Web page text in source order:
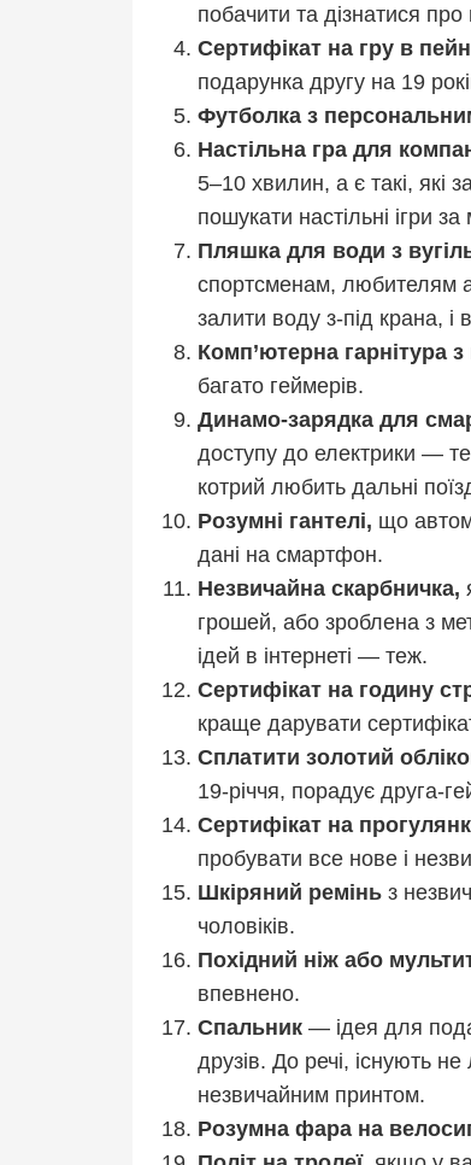
побачити та дізнатися про
Сертифікат на гру в
подарунка другу на 19
Футболка з
Настільна гра для
5–10 хвилин, а є такі, які
пошукати настільні ігри
Пляшка для води з
спортсменам, любителям
залити воду з-під крана, і
Комп’ютерна гарнітура
багато геймерів.
Динамо-зарядка для
доступу до електрики —
котрий любить дальні
Розумні гантелі, що
дані на смартфон.
Незвичайна скарбничка,
грошей, або зроблена з
ідей в інтернеті — теж.
Сертифікат на годину
краще дарувати
Сплатити золотий
19-річчя, порадує друга-
Сертифікат на
пробувати все нове і
Шкіряний ремінь з
чоловіків.
Похідний ніж або
впевнено.
Спальник — ідея для
друзів. До речі, існують
незвичайним принтом.
Розумна фара на